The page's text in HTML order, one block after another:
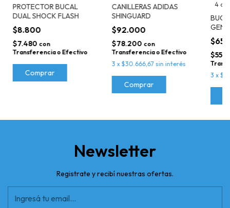
PROTECTOR BUCAL
DUAL SHOCK FLASH
$8.800
$7.480 con
Transferencia o Efectivo
Comprar
CANILLERAS ADIDAS
SHINGUARD
$92.000
$78.200 con
Transferencia o Efectivo
3 x $30.666,67 sin interés
Comprar
4
GEN 5
3 x
Newsletter
Registrate y recibí nuestras ofertas.